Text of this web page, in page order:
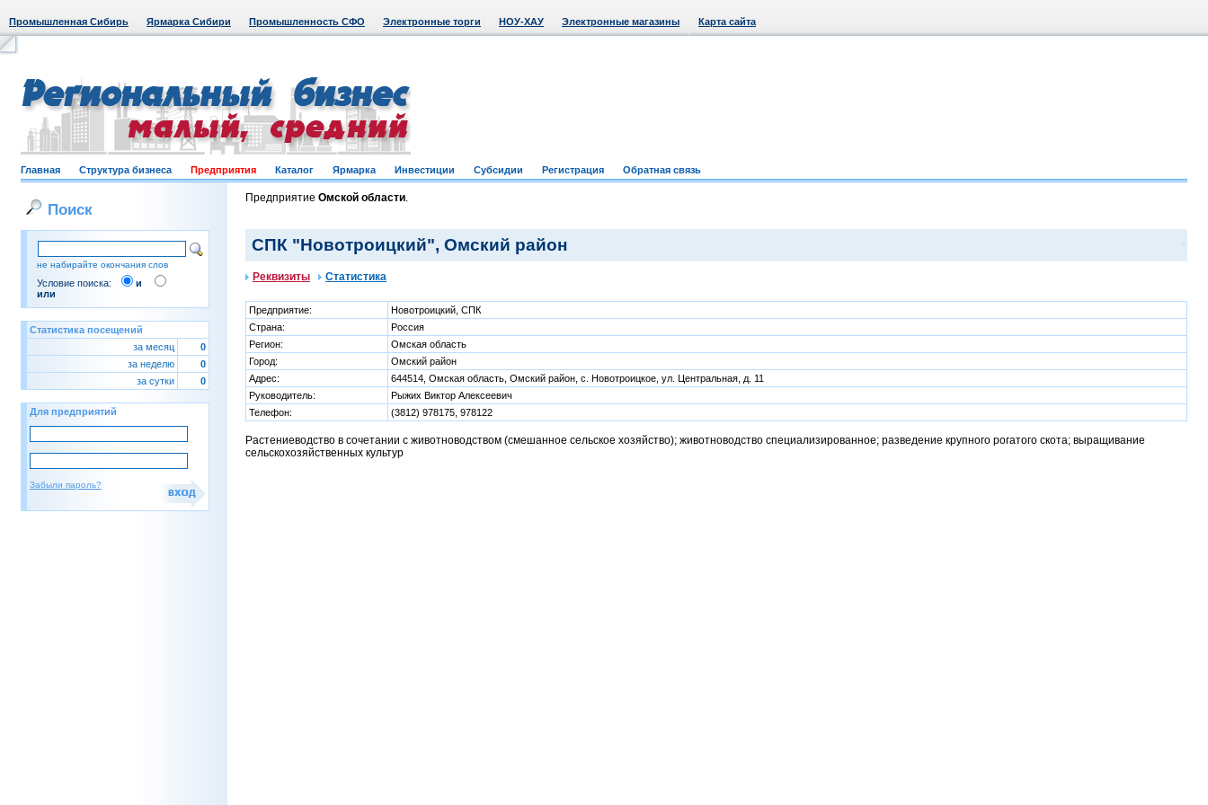
Промышленная Сибирь Ярмарка Сибири Промышленность СФО Электронные торги НОУ-ХАУ Электронные магазины Карта сайта
Главная Структура бизнеса Предприятия Каталог Ярмарка Инвестиции Субсидии Регистрация Обратная связь
Поиск
не набирайте окончания слов
Условие поиска:
и
или
Статистика посещений
за месяц
0
за неделю
0
за сутки
0
Для предприятий
Забыли пароль?
Предприятие Омской области.
СПК "Новотроицкий", Омский район
Реквизиты Статистика
Предприятие:
Новотроицкий, СПК
Страна:
Россия
Регион:
Омская область
Город:
Омский район
Адрес:
644514, Омская область, Омский район, с. Новотроицкое, ул. Центральная, д. 11
Руководитель:
Рыжих Виктор Алексеевич
Телефон:
(3812) 978175, 978122
Растениеводство в сочетании с животноводством (смешанное сельское хозяйство); животноводство специализированное; разведение крупного рогатого скота; выращивание
сельскохозяйственных культур